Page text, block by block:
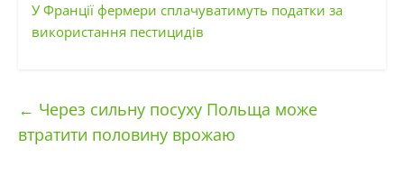
У Франції фермери сплачуватимуть податки за
використання пестицидів
← Через сильну посуху Польща може
втратити половину врожаю